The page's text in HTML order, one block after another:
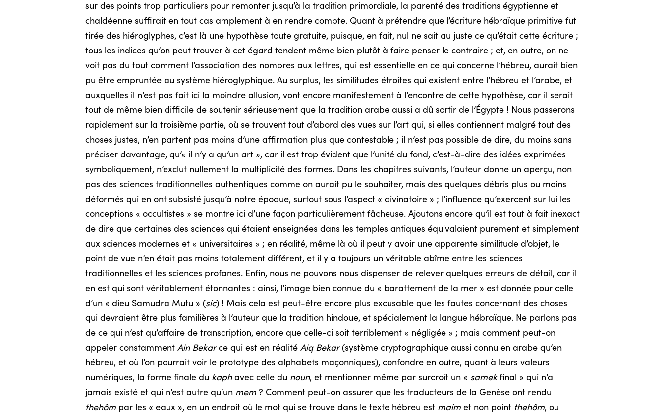
sur des points trop particuliers pour remonter jusqu’à la tradition primordiale, la parenté des traditions égyptienne et
chaldéenne suffirait en tout cas amplement à en rendre compte. Quant à prétendre que l’écriture hébraïque primitive fut
tirée des hiéroglyphes, c’est là une hypothèse toute gratuite, puisque, en fait, nul ne sait au juste ce qu’était cette écriture ;
tous les indices qu’on peut trouver à cet égard tendent même bien plutôt à faire penser le contraire ; et, en outre, on ne
voit pas du tout comment l’association des nombres aux lettres, qui est essentielle en ce qui concerne l’hébreu, aurait bien
pu être empruntée au système hiéroglyphique. Au surplus, les similitudes étroites qui existent entre l’hébreu et l’arabe, et
auxquelles il n’est pas fait ici la moindre allusion, vont encore manifestement à l’encontre de cette hypothèse, car il serait
tout de même bien difficile de soutenir sérieusement que la tradition arabe aussi a dû sortir de l’Égypte ! Nous passerons
rapidement sur la troisième partie, où se trouvent tout d’abord des vues sur l’art qui, si elles contiennent malgré tout des
choses justes, n’en partent pas moins d’une affirmation plus que contestable ; il n’est pas possible de dire, du moins sans
préciser davantage, qu’« il n’y a qu’un art », car il est trop évident que l’unité du fond, c’est-à-dire des idées exprimées
symboliquement, n’exclut nullement la multiplicité des formes. Dans les chapitres suivants, l’auteur donne un aperçu, non
pas des sciences traditionnelles authentiques comme on aurait pu le souhaiter, mais des quelques débris plus ou moins
déformés qui en ont subsisté jusqu’à notre époque, surtout sous l’aspect « divinatoire » ; l’influence qu’exercent sur lui les
conceptions « occultistes » se montre ici d’une façon particulièrement fâcheuse. Ajoutons encore qu’il est tout à fait inexact
de dire que certaines des sciences qui étaient enseignées dans les temples antiques équivalaient purement et simplement
aux sciences modernes et « universitaires » ; en réalité, même là où il peut y avoir une apparente similitude d’objet, le
point de vue n’en était pas moins totalement différent, et il y a toujours un véritable abîme entre les sciences
traditionnelles et les sciences profanes. Enfin, nous ne pouvons nous dispenser de relever quelques erreurs de détail, car il
en est qui sont véritablement étonnantes : ainsi, l’image bien connue du « barattement de la mer » est donnée pour celle
d’un « dieu Samudra Mutu » (sic) ! Mais cela est peut-être encore plus excusable que les fautes concernant des choses
qui devraient être plus familières à l’auteur que la tradition hindoue, et spécialement la langue hébraïque. Ne parlons pas
de ce qui n’est qu’affaire de transcription, encore que celle-ci soit terriblement « négligée » ; mais comment peut-on
appeler constamment Ain Bekarce qui est en réalité Aiq Bekar(système cryptographique aussi connu en arabe qu’en
hébreu, et où l’on pourrait voir le prototype des alphabets maçonniques), confondre en outre, quant à leurs valeurs
numériques, la forme finale du kaphavec celle du noun, et mentionner même par surcroît un « samekfinal » qui n’a
jamais existé et qui n’est autre qu’un mem ? Comment peut-on assurer que les traducteurs de la Genèse ont rendu
thehôm par les « eaux », en un endroit où le mot qui se trouve dans le texte hébreu est maim et non point thehôm, ou